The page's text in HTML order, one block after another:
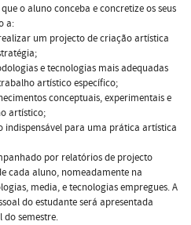
o aluno conceba e concretize os seus
a:
um projecto de criação artística
e tecnologias mais adequadas
artístico específico;
conceptuais, experimentais e
artístico;
indispensável para uma prática artística
por relatórios de projecto
cada aluno, nomeadamente na
media, e tecnologias empregues. A
do estudante será apresentada
semestre.